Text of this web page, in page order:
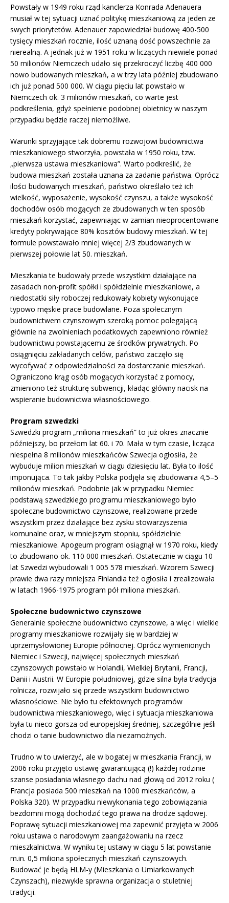
Powstały w 1949 roku rząd kanclerza Konrada Adenauera
musiał w tej sytuacji uznać politykę mieszkaniową za jeden ze
swych priorytetów. Adenauer zapowiedział budowę 400-500
tysięcy mieszkań rocznie, ilość uznaną dość powszechnie za
nierealną. A jednak już w 1951 roku w liczących niewiele ponad
50 milionów Niemczech udało się przekroczyć liczbę 400 000
nowo budowanych mieszkań, a w trzy lata później zbudowano
ich już ponad 500 000. W ciągu pięciu lat powstało w
Niemczech ok. 3 milionów mieszkań, co warte jest
podkreślenia, gdyż spełnienie podobnej obietnicy w naszym
przypadku będzie raczej niemożliwe.
Warunki sprzyjające tak dobremu rozwojowi budownictwa
mieszkaniowego stworzyła, powstała w 1950 roku, tzw.
„pierwsza ustawa mieszkaniowa”. Warto podkreślić, że
budowa mieszkań została uznana za zadanie państwa. Oprócz
ilości budowanych mieszkań, państwo określało też ich
wielkość, wyposażenie, wysokość czynszu, a także wysokość
dochodów osób mogących ze zbudowanych w ten sposób
mieszkań korzystać, zapewniając w zamian nieoprocentowane
kredyty pokrywające 80% kosztów budowy mieszkań. W tej
formule powstawało mniej więcej 2/3 zbudowanych w
pierwszej połowie lat 50. mieszkań.
Mieszkania te budowały przede wszystkim działające na
zasadach non-profit spółki i spółdzielnie mieszkaniowe, a
niedostatki siły roboczej redukowały kobiety wykonujące
typowo męskie prace budowlane. Poza społecznym
budownictwem czynszowym szeroką pomoc polegającą
głównie na zwolnieniach podatkowych zapewniono również
budownictwu powstającemu ze środków prywatnych. Po
osiągnięciu zakładanych celów, państwo zaczęło się
wycofywać z odpowiedzialności za dostarczanie mieszkań.
Ograniczono krąg osób mogących korzystać z pomocy,
zmieniono też strukturę subwencji, kładąc główny nacisk na
wspieranie budownictwa własnościowego.
Program szwedzki
Szwedzki program „miliona mieszkań” to już okres znacznie
późniejszy, bo przełom lat 60. i 70. Mała w tym czasie, licząca
niespełna 8 milionów mieszkańców Szwecja ogłosiła, że
wybuduje milion mieszkań w ciągu dziesięciu lat. Była to ilość
imponująca. To tak jakby Polska podjęła się zbudowania 4,5–5
milionów mieszkań. Podobnie jak w przypadku Niemiec
podstawą szwedzkiego programu mieszkaniowego było
społeczne budownictwo czynszowe, realizowane przede
wszystkim przez działające bez zysku stowarzyszenia
komunalne oraz, w mniejszym stopniu, spółdzielnie
mieszkaniowe. Apogeum program osiągnął w 1970 roku, kiedy
to zbudowano ok. 110 000 mieszkań. Ostatecznie w ciągu 10
lat Szwedzi wybudowali 1 005 578 mieszkań. Wzorem Szwecji
prawie dwa razy mniejsza Finlandia też ogłosiła i zrealizowała
w latach 1966-1975 program pół miliona mieszkań.
Społeczne budownictwo czynszowe
Generalnie społeczne budownictwo czynszowe, a więc i wielkie
programy mieszkaniowe rozwijały się w bardziej w
uprzemysłowionej Europie północnej. Oprócz wymienionych
Niemiec i Szwecji, najwięcej społecznych mieszkań
czynszowych powstało w Holandii, Wielkiej Brytanii, Francji,
Danii i Austrii. W Europie południowej, gdzie silna była tradycja
rolnicza, rozwijało się przede wszystkim budownictwo
własnościowe. Nie było tu efektownych programów
budownictwa mieszkaniowego, więc i sytuacja mieszkaniowa
była tu nieco gorsza od europejskiej średniej, szczególnie jeśli
chodzi o tanie budownictwo dla niezamożnych.
Trudno w to uwierzyć, ale w bogatej w mieszkania Francji, w
2006 roku przyjęto ustawę gwarantującą (!) każdej rodzinie
szanse posiadania własnego dachu nad głową od 2012 roku (
Francja posiada 500 mieszkań na 1000 mieszkańców, a
Polska 320). W przypadku niewykonania tego zobowiązania
bezdomni mogą dochodzić tego prawa na drodze sądowej.
Poprawę sytuacji mieszkaniowej ma zapewnić przyjęta w 2006
roku ustawa o narodowym zaangażowaniu na rzecz
mieszkalnictwa. W wyniku tej ustawy w ciągu 5 lat powstanie
m.in. 0,5 miliona społecznych mieszkań czynszowych.
Budować je będą HLM-y (Mieszkania o Umiarkowanych
Czynszach), niezwykle sprawna organizacja o stuletniej
tradycji.